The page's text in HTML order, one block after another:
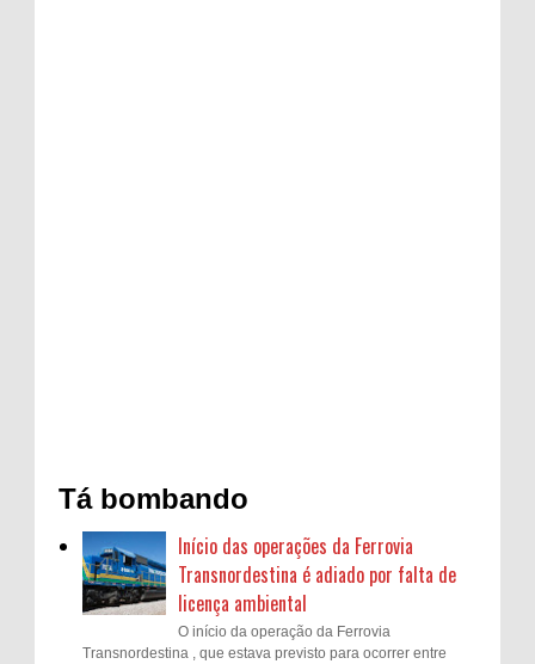
Tá bombando
Início das operações da Ferrovia
Transnordestina é adiado por falta de
licença ambiental
O início da operação da Ferrovia
Transnordestina , que estava previsto para ocorrer entre